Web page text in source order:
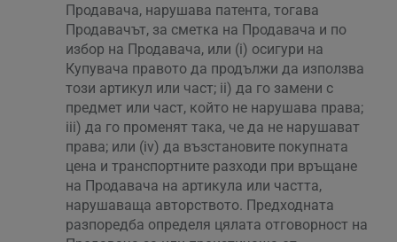
Продавача, нарушава патента, тогава
Продавачът, за сметка на Продавача и по
избор на Продавача, или (i) осигури на
Купувача правото да продължи да използва
този артикул или част; ii) да го замени с
предмет или част, който не нарушава права;
iii) да го променят така, че да не нарушават
права; или (iv) да възстановите покупната
цена и транспортните разходи при връщане
на Продавача на артикула или частта,
нарушаваща авторството. Предходната
разпоредба определя цялата отговорност на